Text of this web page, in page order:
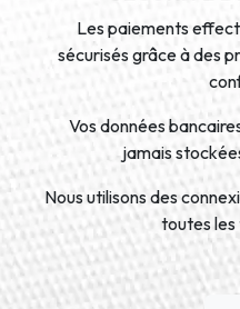
Les paiements
sécurisés grâce à des
Vos données
jamais
Nous utilisons des
toutes les